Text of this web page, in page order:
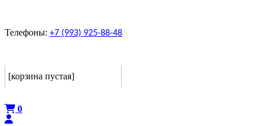
Телефоны: +7 (993) 925-88-48
[корзина пустая]
0